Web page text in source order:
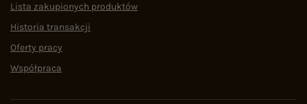
Lista zakupionych produktów
Historia transakcji
Oferty pracy
Współpraca